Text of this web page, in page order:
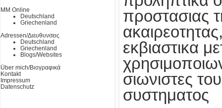
MM Online
Deutschland
Griechenland
Adressen/Διευθυνσεις
Deutschland
Griechenland
Blogs/Websites
Über mich/Βιογραφικά
Kontakt
Impressum
Datenschutz
προστασιας
εκβιαστικα
σιωνιστες
συστηματος